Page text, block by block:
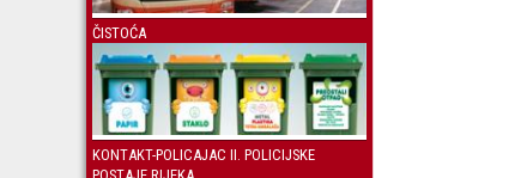
ČISTOĆA
KONTAKT-POLICAJAC II. POLICIJSKE